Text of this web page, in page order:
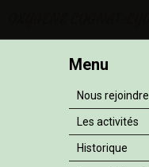
Menu
Nous rejoindre
Les activités
Historique